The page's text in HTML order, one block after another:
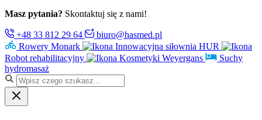
Masz pytania? Skontaktuj się z nami!
+48 33 812 29 64
biuro@hasmed.pl
Rowery Monark
Innowacyjna siłownia HUR
Robot rehabilitacyjny
Kosmetyki Weyergans
Suchy
hydromasaż